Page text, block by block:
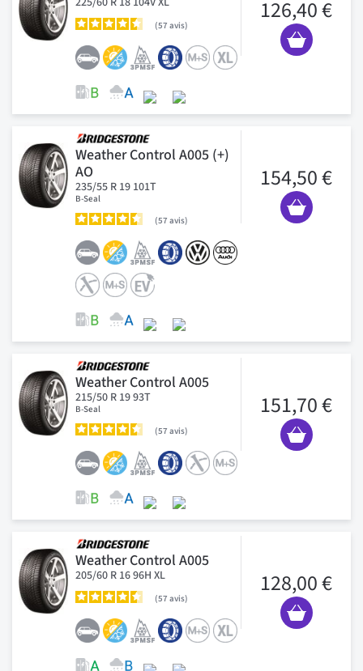
57 avis
126,40 €
Weather Control A005 (+)
AO
235/55 R 19 101T
B-Seal
57 avis
154,50 €
Weather Control A005
215/50 R 19 93T
B-Seal
57 avis
151,70 €
Weather Control A005
205/60 R 16 96H XL
57 avis
128,00 €